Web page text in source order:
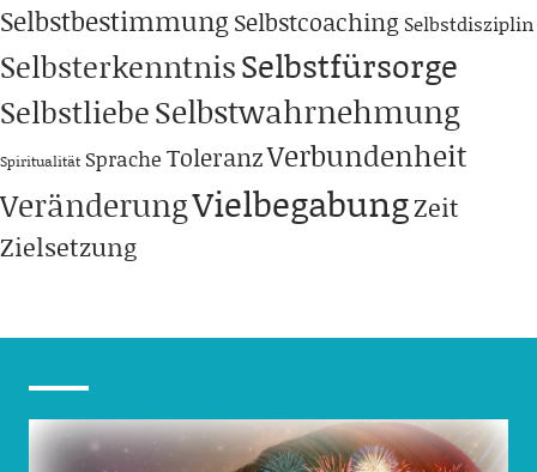
Selbstbestimmung Selbstcoaching Selbstdisziplin
SelbsterkenntnisSelbstfürsorge
SelbstliebeSelbstwahrnehmung
Spiritualität Sprache ToleranzVerbundenheit
VeränderungVielbegabungZeit
Zielsetzung